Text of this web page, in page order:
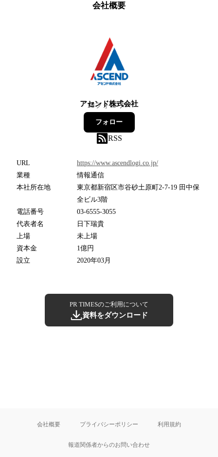
会社概要
アセンド株式会社
18フォロワー
フォロー
RSS
URL
https://www.ascendlogi.co.jp/
業種
情報通信
本社所在地
東京都新宿区市谷砂土原町2-7-19 田中保
全ビル3階
電話番号
03-6555-3055
代表者名
日下瑞貴
上場
未上場
資本金
1億円
設立
2020年03月
PR TIMESのご利用について
資料をダウンロード
会社概要 プライバシーポリシー 利用規約
報道関係者からのお問い合わせ